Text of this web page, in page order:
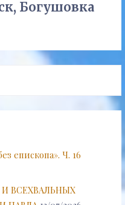
Богушовка
епископа». Ч. 16
ВСЕХВАЛЬНЫХ